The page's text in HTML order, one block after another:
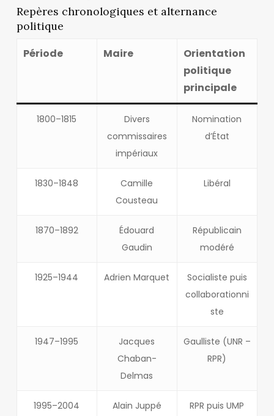
Repères chronologiques et alternance
politique
Période
Maire
Orientation
politique
principale
1800–1815
Divers
commissaires
impériaux
Nomination
d’État
1830–1848
Camille
Cousteau
Libéral
1870–1892
Édouard
Gaudin
Républicain
modéré
1925–1944 Adrien Marquet
Socialiste puis
collaborationni
ste
1947–1995
Jacques
Chaban-
Delmas
Gaulliste (UNR –
RPR)
1995–2004 Alain Juppé RPR puis UMP